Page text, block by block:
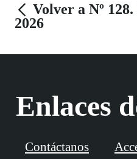
Volver a Nº
2026
Enlaces
Contáctanos